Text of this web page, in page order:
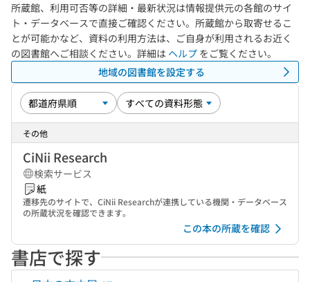
所蔵館、利用可否等の詳細・最新状況は情報提供元の各館のサイ
ト・データベースで直接ご確認ください。所蔵館から取寄せるこ
とが可能かなど、資料の利用方法は、ご自身が利用されるお近く
の図書館へご相談ください。詳細は ヘルプ をご覧ください。
地域の図書館を設定する
その他
CiNii Research
検索サービス
紙
遷移先のサイトで、CiNii Researchが連携している機関・データベース
の所蔵状況を確認できます。
この本の所蔵を確認
書店で探す